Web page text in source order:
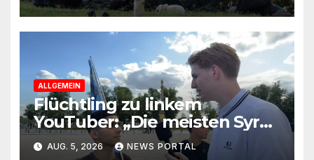
ALLGEMEIN
Flüchtling zu linkem
YouTuber: „Die meisten Syrer
kommen wegen der
AUG. 5, 2026 NEWS PORTAL